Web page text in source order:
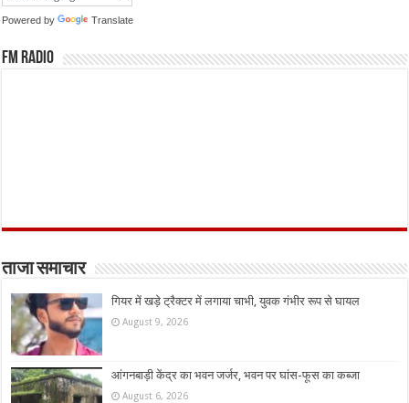
Powered by Translate
FM Radio
ताजा समाचार
गियर में खड़े ट्रैक्टर में लगाया चाभी, युवक गंभीर रूप से घायल
August 9, 2026
आंगनबाड़ी केंद्र का भवन जर्जर, भवन पर घांस-फूस का कब्जा
August 6, 2026